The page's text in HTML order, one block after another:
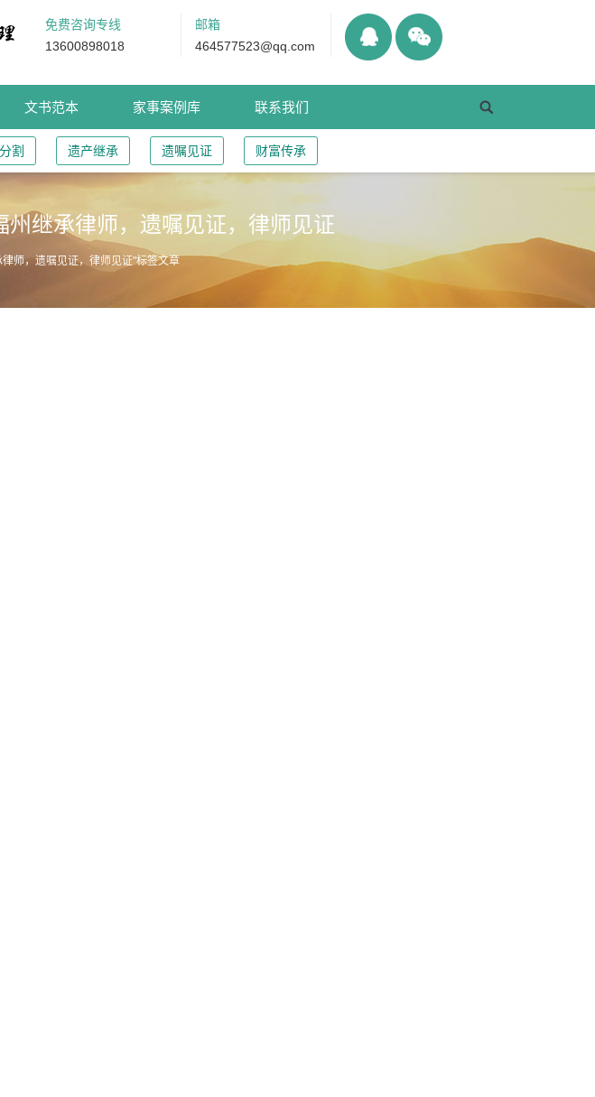
免费咨询专线
13600898018
邮箱
464577523@qq.com
文书范本 家事案例库 联系我们
割 遗产继承 遗嘱见证 财富传承
州继承律师，遗嘱见证，律师见证
师，遗嘱见证，律师见证"标签文章